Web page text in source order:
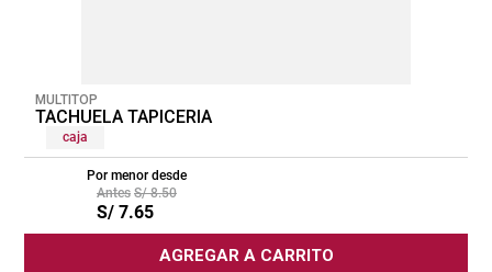
MULTITOP
TACHUELA TAPICERIA
caja
Por menor desde
S/ 8.50
S/ 7.65
AGREGAR A CARRITO